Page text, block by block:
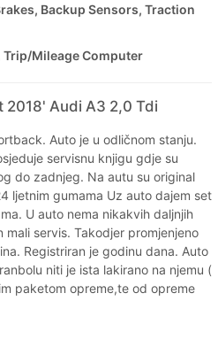
Backup Sensors, Traction
Trip/Mileage Computer
2018' Audi A3 2,0 Tdi
Auto je u odličnom stanju.
servisnu knjigu gdje su
do zadnjeg. Na autu su original
ljetnim gumama Uz auto dajem set
U auto nema nikakvih daljnjih
mali servis. Takodjer promjenjeno
Registriran je godinu dana. Auto
niti je ista lakirano na njemu (
paketom opreme,te od opreme